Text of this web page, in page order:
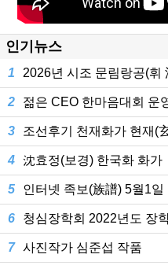
인기뉴스
1 2026년 시조 문림랑공(휘
2 젊은 CEO 한마음대회 운
3 조선후기 천재화가 현재(
4 沈효정(보경) 한국화 화가
5 인터넷 족보(族譜) 5월1
6 청심장학회 2022년도 장
7 사진작가 심준섭 작품